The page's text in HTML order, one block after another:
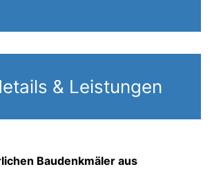
& Leistungen
Baudenkmäler aus